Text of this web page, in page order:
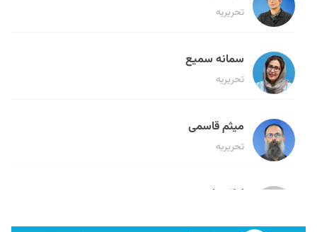
تحریریه
سمانه سمیع
تحریریه
میثم قاسمی
تحریریه
لیلا حنارود